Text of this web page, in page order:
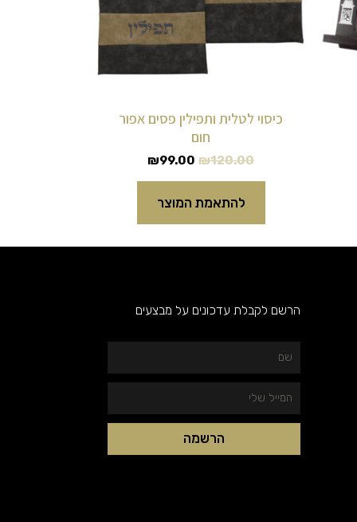
כיסוי לטלית ותפילין פסים אפור
חום
₪120.00
₪99.00
להתאמת המוצר
הרשם לקבלת עדכונים על מבצעים
הרשמה